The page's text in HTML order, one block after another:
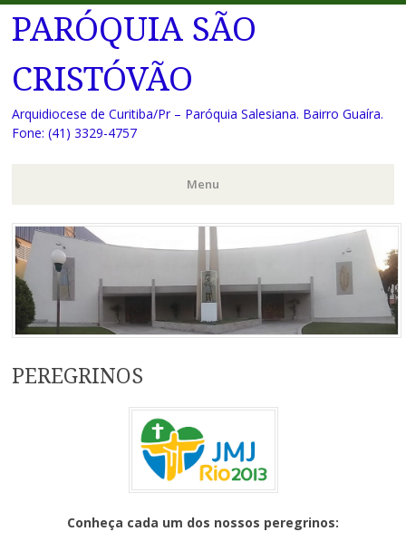
PARÓQUIA SÃO
CRISTÓVÃO
Arquidiocese de Curitiba/Pr – Paróquia Salesiana. Bairro Guaíra.
Fone: (41) 3329-4757
Menu
Pular
para
o
conteúdo
PEREGRINOS
Conheça cada um dos nossos peregrinos: